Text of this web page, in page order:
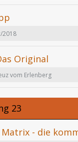
2018
Original
vom Erlenberg
23